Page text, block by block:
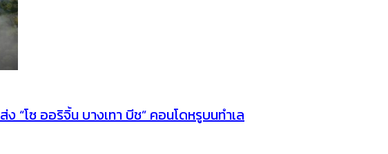
“โซ ออริจิ้น บางเทา บีช” คอนโดหรูบนทำเล